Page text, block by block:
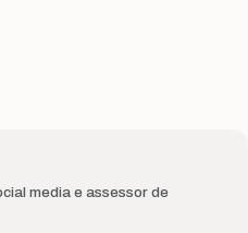
media e assessor de